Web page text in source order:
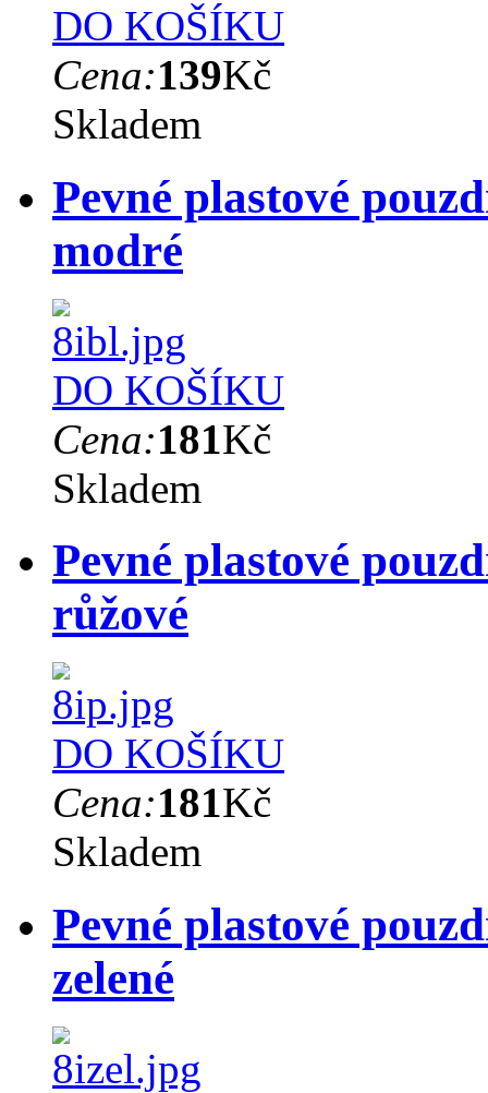
DO KOŠÍKU
Cena:139Kč
Skladem
Pevné plastové
modré
DO KOŠÍKU
Cena:181Kč
Skladem
Pevné plastové
růžové
DO KOŠÍKU
Cena:181Kč
Skladem
Pevné plastové
zelené